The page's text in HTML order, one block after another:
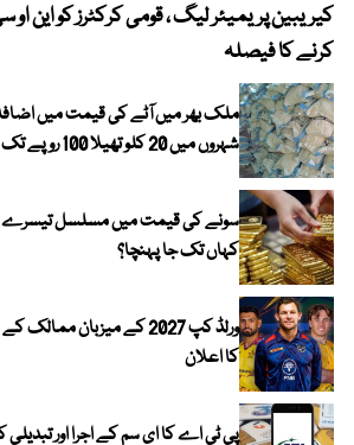
کرنے کا فیصلہ
ملک بھر میں آٹے کی قیمت میں
شہروں میں 20 کلو تھیلا 100 روپے تک مہنگا
سونے کی قیمت میں مسلسل تیسرے روز
کہاں تک جا پہنچا؟
ورلڈ کپ 2027 کے میزبان
کا اعلان
پی ٹی اے کا ای سم کے اجرا اور